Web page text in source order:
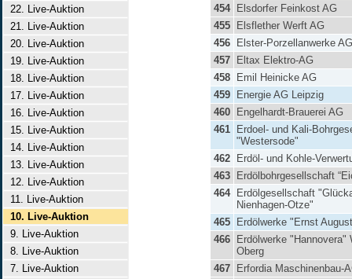
22. Live-Auktion
21. Live-Auktion
20. Live-Auktion
19. Live-Auktion
18. Live-Auktion
17. Live-Auktion
16. Live-Auktion
15. Live-Auktion
14. Live-Auktion
13. Live-Auktion
12. Live-Auktion
11. Live-Auktion
10. Live-Auktion
9. Live-Auktion
8. Live-Auktion
7. Live-Auktion
454
Elsdorfer Feinkost AG
455
Elsflether Werft AG
456
Elster-Porzellanwerke AG
457
Eltax Elektro-AG
458
Emil Heinicke AG
459
Energie AG Leipzig
460
Engelhardt-Brauerei AG
461
Erdoel- und Kali-
"Westersode"
462
Erdöl- und Kohle-
463
Erdölbohrgesellschaft
464
Erdölgesellschaft
Nienhagen-Otze"
465
Erdölwerke "Ernst
466
Erdölwerke "Hannovera"
Oberg
467
Erfordia Maschinenbau-